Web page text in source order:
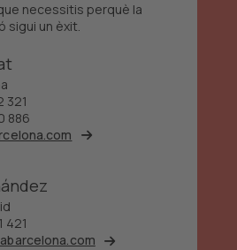
necessitis perquè la
sigui un èxit.
321
886
421